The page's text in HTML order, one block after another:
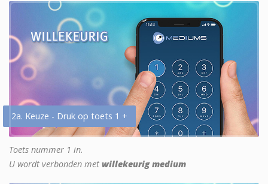
2a. Keuze - Druk op toets 1 +
Toets nummer 1 in.
U wordt verbonden met willekeurig medium